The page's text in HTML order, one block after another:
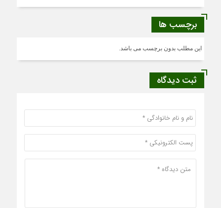
برچسب ها
این مطلب بدون برچسب می باشد.
ثبت دیدگاه